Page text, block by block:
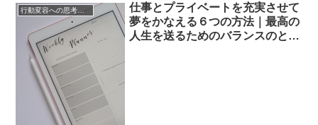
行動変容への思考メソッド
仕事とプライベートを充実させて
夢をかなえる６つの方法｜最高の
人生を送るためのバランスのとり